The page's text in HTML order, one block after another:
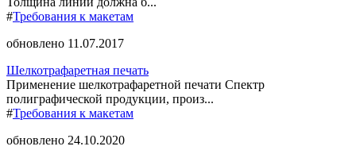
#Требования к макетам
обновлено 11.07.2017
Шелкотрафаретная печать
Применение шелкотрафаретной печати Спектр
полиграфической продукции, произ...
#Требования к макетам
обновлено 24.10.2020